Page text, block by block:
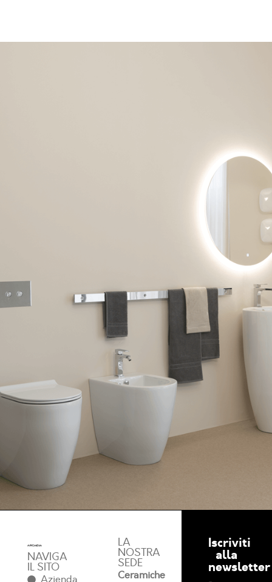
NAVIGA
IL SITO
LA
NOSTRA
SEDE
Ceramiche
Iscriviti
alla
newsletter